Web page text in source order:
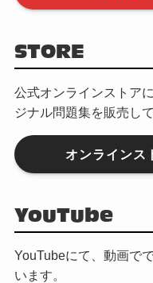
STORE
公式オンラインストア
ジナル問題集を販売して
オンラインス
YouTube
YouTubeにて、動画で
います。